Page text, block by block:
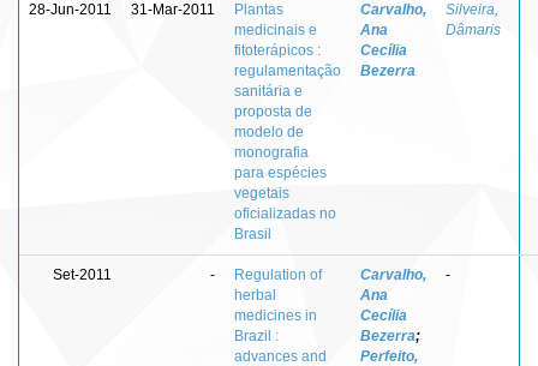
28-Jun-2011 31-Mar-2011
Plantas
medicinais e
fitoterápicos :
regulamentação
sanitária e
proposta de
modelo de
monografia
para espécies
vegetais
oficializadas no
Brasil
Carvalho,
Ana
Cecília
Bezerra
Silveira,
Dâmaris
Set-2011 -
Regulation of
herbal
medicines in
Brazil :
advances and
Carvalho,
Ana
Cecília
Bezerra;
Perfeito,
-